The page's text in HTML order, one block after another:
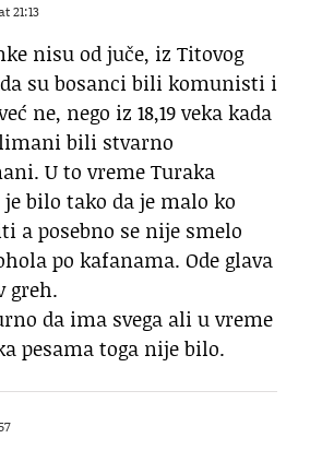
21:13
nisu od juče, iz Titovog
su bosanci bili komunisti i
ne, nego iz 18,19 veka kada
bili stvarno
U to vreme Turaka
bilo tako da je malo ko
a posebno se nije smelo
po kafanama. Ode glava
greh.
da ima svega ali u vreme
pesama toga nije bilo.